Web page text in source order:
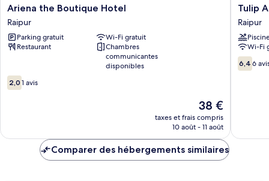
Ariena
the
Boutique
Hotel
Raipur
Ariena the Boutique Hotel
Raipur
Parking gratuit
Wi-Fi gratuit
Restaurant
Chambres
communicantes
disponibles
2.0
sur
2,0 1 avis
Le
nouveau
prix
de
38 €
taxes et frais compris
10 août - 11 août
Tulip
Arena
Hotel
Club
Event
By
SGL
Tulip
Raipur
Wi-Fi
6.4
sur
6,4 6
Comparer des hébergements similaires